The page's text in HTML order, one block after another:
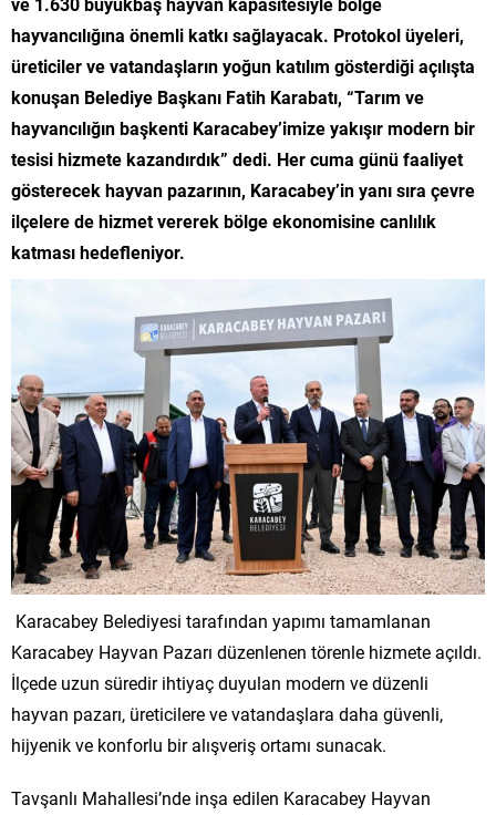
hayvancılığına önemli katkı sağlayacak. Protokol üyeleri,
üreticiler ve vatandaşların yoğun katılım gösterdiği açılışta
konuşan Belediye Başkanı Fatih Karabatı, “Tarım ve
hayvancılığın başkenti Karacabey’imize yakışır modern bir
tesisi hizmete kazandırdık” dedi. Her cuma günü faaliyet
gösterecek hayvan pazarının, Karacabey’in yanı sıra çevre
ilçelere de hizmet vererek bölge ekonomisine canlılık
katması hedefleniyor.
Karacabey Belediyesi tarafından yapımı tamamlanan
Karacabey Hayvan Pazarı düzenlenen törenle hizmete açıldı.
İlçede uzun süredir ihtiyaç duyulan modern ve düzenli
hayvan pazarı, üreticilere ve vatandaşlara daha güvenli,
hijyenik ve konforlu bir alışveriş ortamı sunacak.
Tavşanlı Mahallesi’nde inşa edilen Karacabey Hayvan